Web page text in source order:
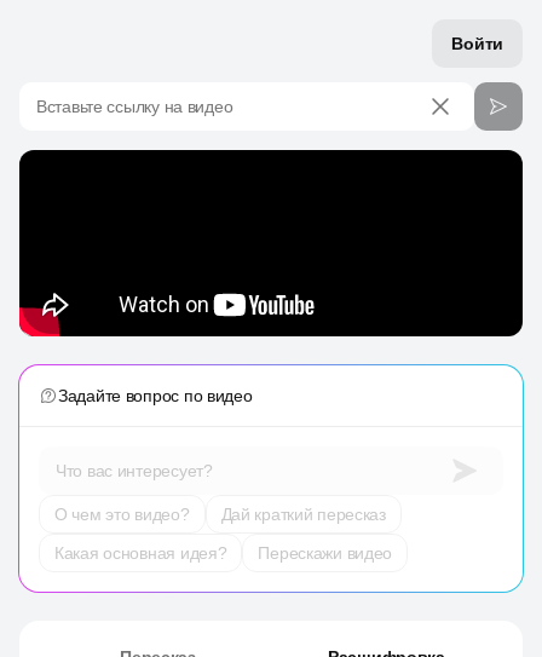
Войти
Вставьте ссылку на видео
Задайте вопрос по видео
Что вас интересует?
О чем это видео?
Дай краткий пересказ
Какая основная идея?
Перескажи видео